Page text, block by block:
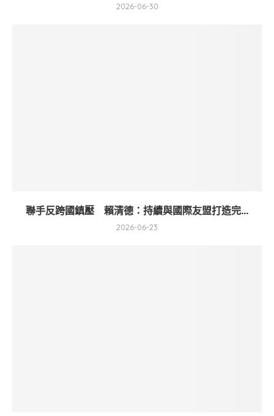
2026-06-30
聯手反跨國鎮壓 賴清德：持續與國際友盟打造完...
2026-06-23